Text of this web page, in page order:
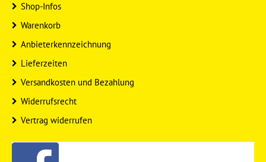
Shop-Infos
Warenkorb
Anbieterkennzeichnung
Lieferzeiten
Versandkosten und Bezahlung
Widerrufsrecht
Vertrag widerrufen